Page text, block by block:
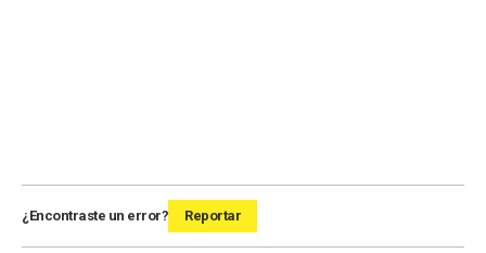
¿Encontraste un error? Reportar